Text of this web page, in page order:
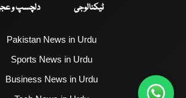
ٹیکنالوجی
دلچسپ و
Pakistan News in Urdu
Sports News in Urdu
Business News in Urdu